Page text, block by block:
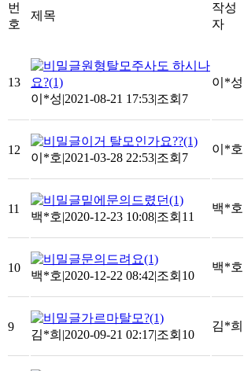
번
호
제목
작성
자
13
원형탈모주사도 하시나
요?(1)
이*성|2021-08-21 17:53|조회7
이*성
12
이거 탈모인가요??(1)
이*호|2021-03-28 22:53|조회7
이*호
11
밑에문의드렸던(1)
백*호|2020-12-23 10:08|조회11
백*호
10
문의드려요(1)
백*호|2020-12-22 08:42|조회10
백*호
9
가르마탈모?(1)
김*희 |2020-09-21 02:17|조회10
김*희